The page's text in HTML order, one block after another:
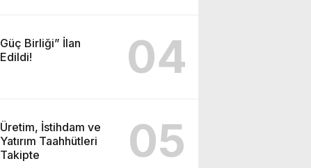
Güç Birliği” İlan
Edildi!
04
Üretim, İstihdam ve
Yatırım Taahhütleri
Takipte
05